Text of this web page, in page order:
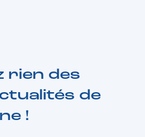
rien des
de
!